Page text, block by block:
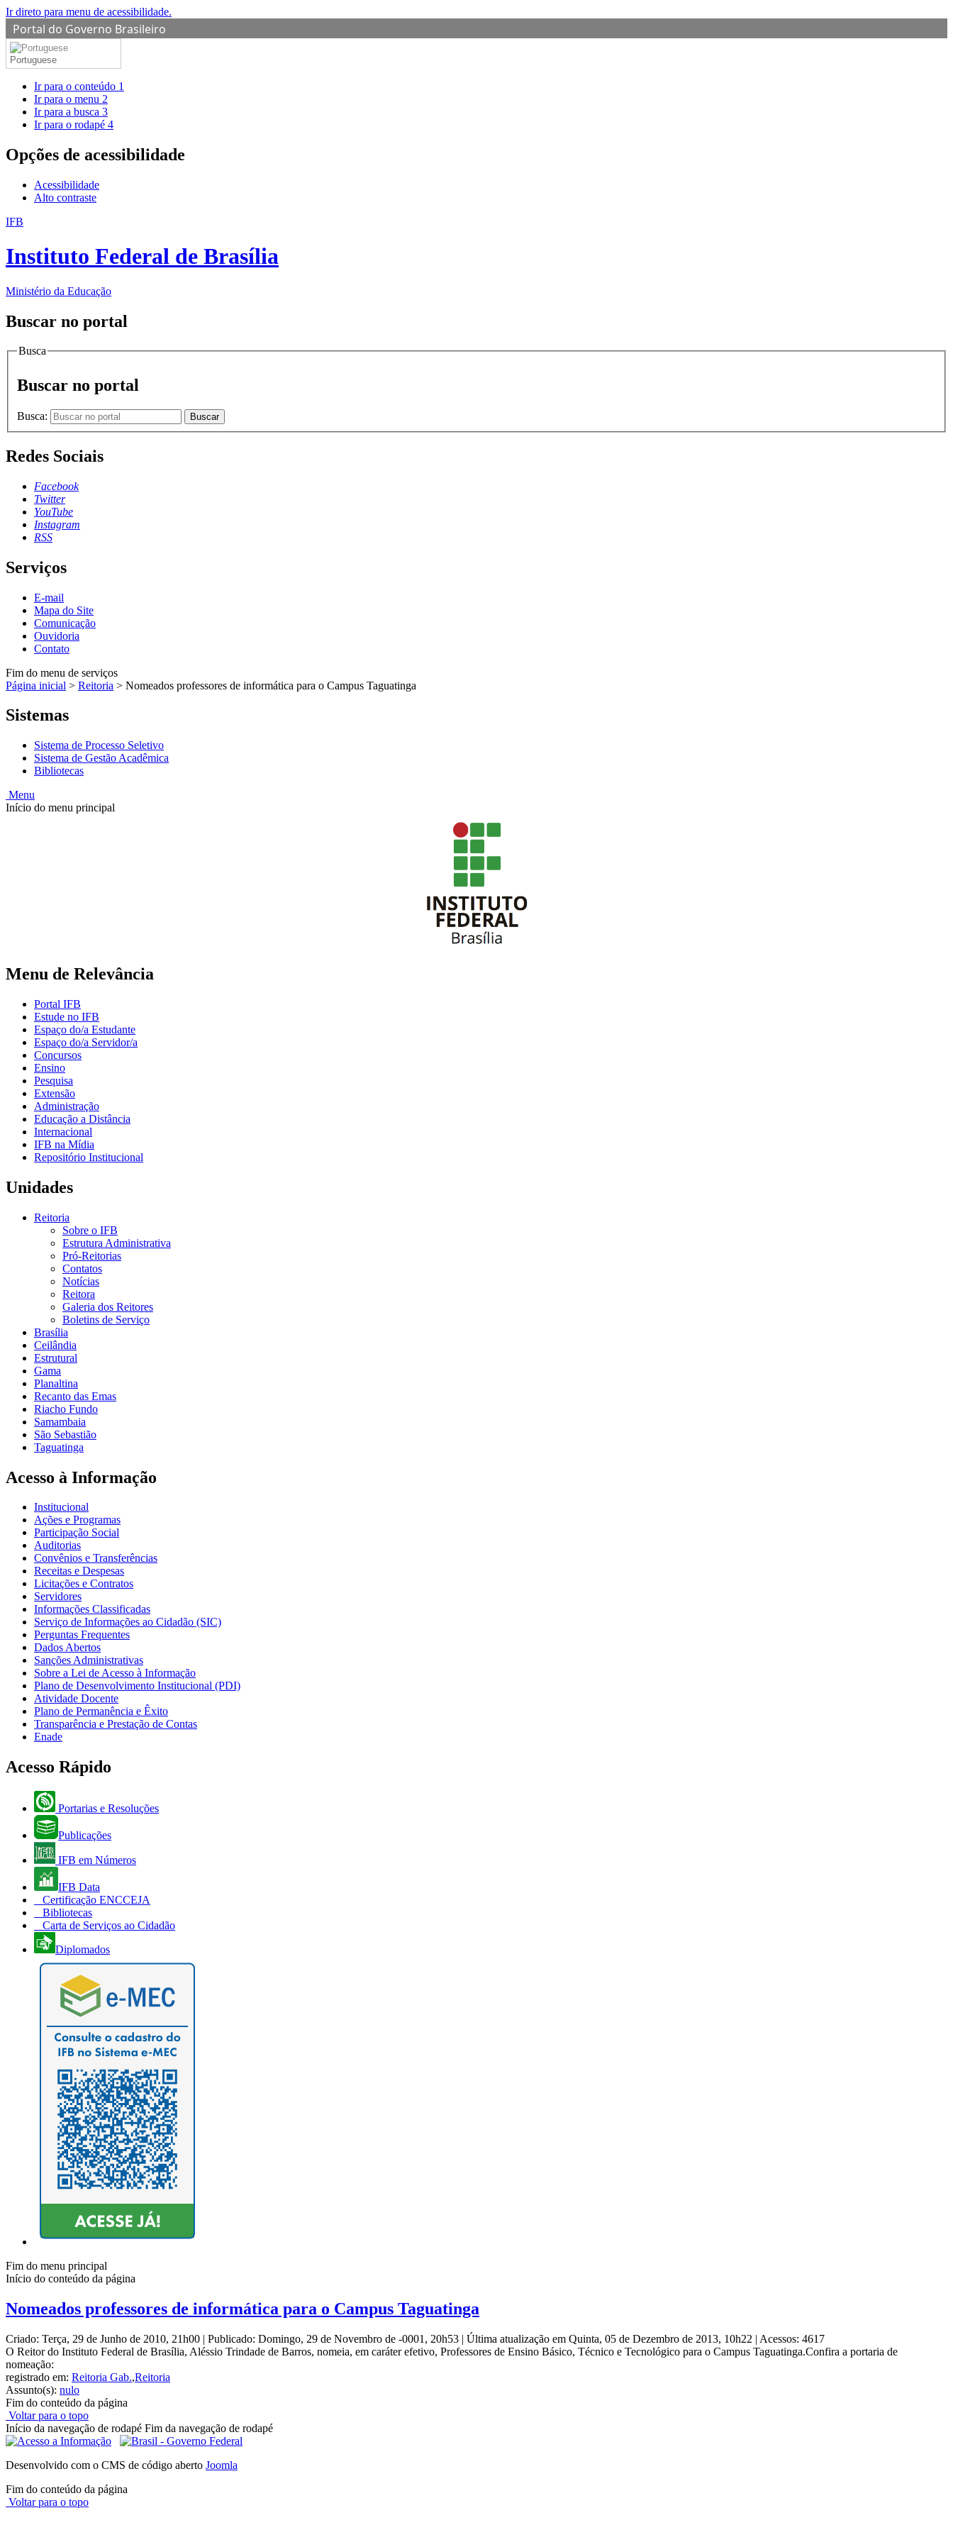
Ir direto para menu de acessibilidade.
Portal do Governo Brasileiro
Portuguese
Ir para o conteúdo 1
Ir para o menu 2
Ir para a busca 3
Ir para o rodapé 4
Opções de acessibilidade
Acessibilidade
Alto contraste
IFB
Instituto Federal de Brasília
Ministério da Educação
Buscar no portal
Busca
Buscar no portal
Busca: Buscar
Redes Sociais
Facebook
Twitter
YouTube
Instagram
RSS
Serviços
E-mail
Mapa do Site
Comunicação
Ouvidoria
Contato
Fim do menu de serviços
Página inicial > Reitoria > Nomeados professores de informática para o Campus Taguatinga
Sistemas
Sistema de Processo Seletivo
Sistema de Gestão Acadêmica
Bibliotecas
Menu
Início do menu principal
Menu de Relevância
Portal IFB
Estude no IFB
Espaço do/a Estudante
Espaço do/a Servidor/a
Concursos
Ensino
Pesquisa
Extensão
Administração
Educação a Distância
Internacional
IFB na Mídia
Repositório Institucional
Unidades
Reitoria
Sobre o IFB
Estrutura Administrativa
Pró-Reitorias
Contatos
Notícias
Reitora
Galeria dos Reitores
Boletins de Serviço
Brasília
Ceilândia
Estrutural
Gama
Planaltina
Recanto das Emas
Riacho Fundo
Samambaia
São Sebastião
Taguatinga
Acesso à Informação
Institucional
Ações e Programas
Participação Social
Auditorias
Convênios e Transferências
Receitas e Despesas
Licitações e Contratos
Servidores
Informações Classificadas
Serviço de Informações ao Cidadão (SIC)
Perguntas Frequentes
Dados Abertos
Sanções Administrativas
Sobre a Lei de Acesso à Informação
Plano de Desenvolvimento Institucional (PDI)
Atividade Docente
Plano de Permanência e Êxito
Transparência e Prestação de Contas
Enade
Acesso Rápido
Portarias e Resoluções
Publicações
IFB em Números
IFB Data
Certificação ENCCEJA
Bibliotecas
Carta de Serviços ao Cidadão
Diplomados
Fim do menu principal
Início do conteúdo da página
Nomeados professores de informática para o Campus Taguatinga
Criado: Terça, 29 de Junho de 2010, 21h00 | Publicado: Domingo, 29 de Novembro de -0001, 20h53 | Última atualização em Quinta, 05 de Dezembro de 2013, 10h22 | Acessos: 4617
O Reitor do Instituto Federal de Brasília, Aléssio Trindade de Barros, nomeia, em caráter efetivo, Professores de Ensino Básico, Técnico e Tecnológico para o Campus Taguatinga.Confira a portaria de
nomeação:
registrado em: Reitoria Gab.,Reitoria
Assunto(s): nulo
Fim do conteúdo da página
Voltar para o topo
Início da navegação de rodapé Fim da navegação de rodapé
Desenvolvido com o CMS de código aberto Joomla
Fim do conteúdo da página
Voltar para o topo